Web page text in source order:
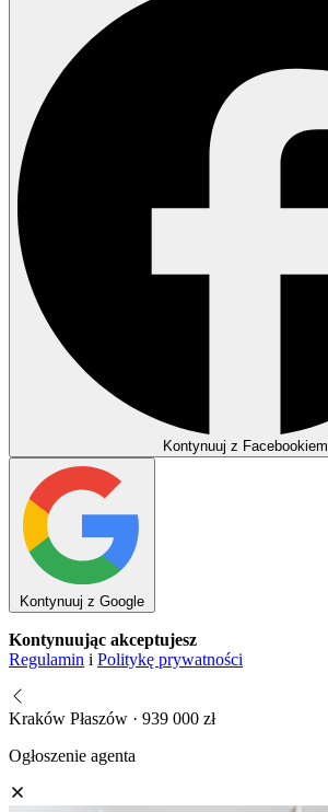
Kontynuuj z Facebookiem
Kontynuuj z Google
Kontynuując akceptujesz
Regulamin i Politykę prywatności
Kraków Płaszów · 939 000 zł
Ogłoszenie agenta